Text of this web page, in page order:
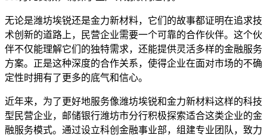
无论是潍坊埃锐还是金力新材料，它们的故事都证明在追求技
术创新的道路上，民营企业需要一个可靠的合作伙伴。这个伙
伴不仅能理解它们的独特需求，还能提供灵活多样的金融服务
方案。正是这种深度的合作关系，使得企业在面对市场的不确
定性时拥有了更多的底气和信心。
近年来，为了更好地服务像潍坊埃锐和金力新材料这样的科技
型民营企业，邮储银行潍坊市分行积极探索适合这类企业的金
融服务模式。通过设立科创金融事业部，组建专业团队，致力